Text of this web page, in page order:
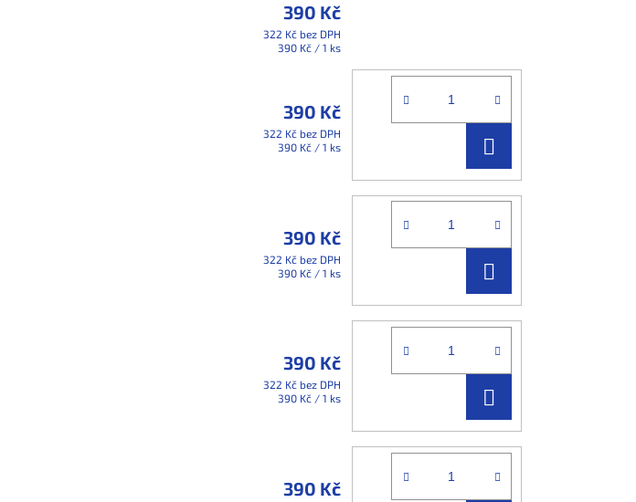
390 Kč
322 Kč bez DPH
Měrná
390 Kč / 1 ks
390 Kč
322 Kč bez DPH
Měrná
390 Kč / 1 ks
KOŠÍKU
390 Kč
322 Kč bez DPH
Měrná
390 Kč / 1 ks
KOŠÍKU
390 Kč
322 Kč bez DPH
Měrná
390 Kč / 1 ks
KOŠÍKU
390 Kč